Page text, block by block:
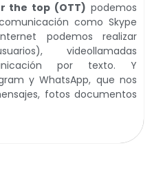
the top (OTT) podemos
como Skype
podemos realizar
videollamadas
por texto. Y
y WhatsApp, que nos
fotos documentos